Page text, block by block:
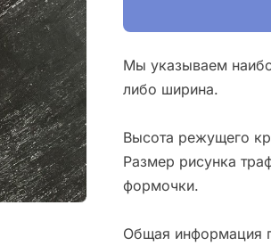
Мы указываем
либо ширина.
Высота режущего
Размер рисунка
формочки.
Общая информация